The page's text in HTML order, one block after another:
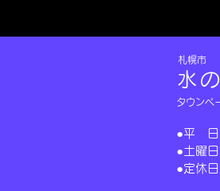
タウンペ
水
​札幌市
​●平 日
​●土曜
​●定休